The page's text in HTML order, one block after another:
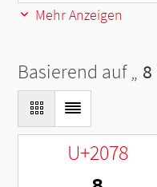
Mehr Anzeigen
Basierend auf „ 8
U+2078